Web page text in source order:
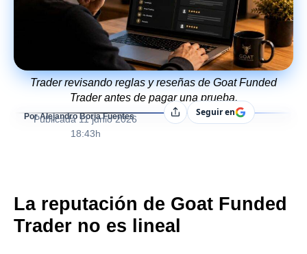
Trader revisando reglas y reseñas de Goat Funded
Trader antes de pagar una prueba.
Por Alejandro Borja Fuentes
Publicada 11 junio 2026
18:43h
CompartirSeguir en
La reputación de Goat Funded
Trader no es lineal